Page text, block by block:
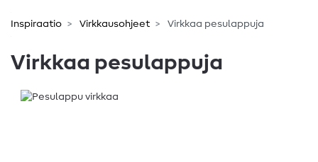
Inspiraatio Virkkausohjeet Virkkaa pesulappuja
Virkkaa pesulappuja